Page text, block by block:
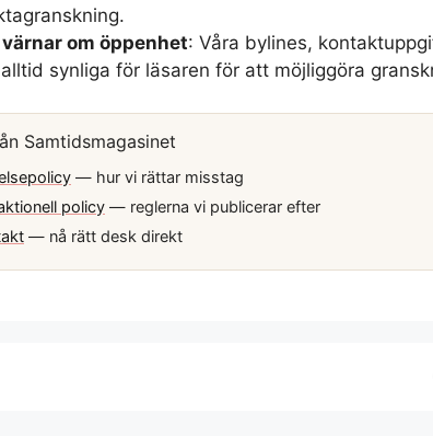
om öppenhet: Våra bylines,
synliga för läsaren för att möjliggöra
Samtidsmagasinet
— hur vi rättar misstag
policy — reglerna vi publicerar efter
— nå rätt desk direkt